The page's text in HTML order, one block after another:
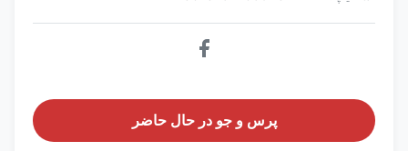
سیستم یکسو کننده (اختیاری)
پرس و جو در حال حاضر